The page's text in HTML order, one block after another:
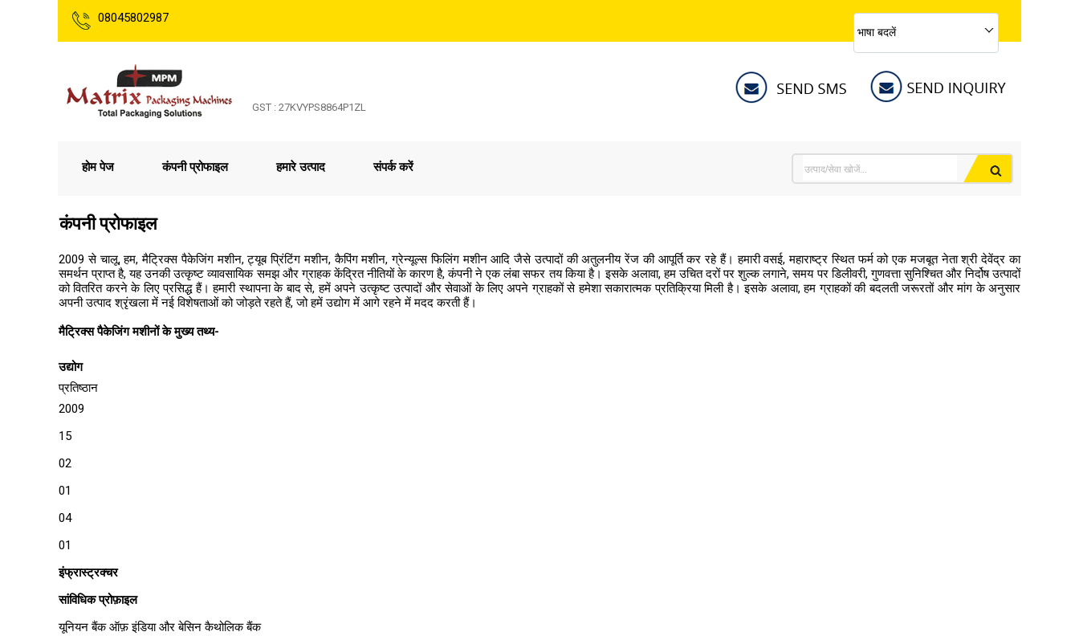
08045802987
भाषा बदलें
GST : 27KVYPS8864P1ZL
होम पेज कंपनी प्रोफाइल हमारे उत्पाद संपर्क करें
कंपनी प्रोफाइल
2009 से चालू, हम, मैट्रिक्स पैकेजिंग मशीन, ट्यूब प्रिंटिंग मशीन, कैपिंग मशीन, ग्रेन्यूल्स फिलिंग मशीन आदि जैसे उत्पादों की अतुलनीय रेंज की आपूर्ति कर रहे हैं। हमारी वसई, महाराष्ट्र स्थित फर्म को एक मजबूत नेता श्री देवेंद्र का
समर्थन प्राप्त है, यह उनकी उत्कृष्ट व्यावसायिक समझ और ग्राहक केंद्रित नीतियों के कारण है, कंपनी ने एक लंबा सफर तय किया है। इसके अलावा, हम उचित दरों पर शुल्क लगाने, समय पर डिलीवरी, गुणवत्ता सुनिश्चित और निर्दोष उत्पादों
को वितरित करने के लिए प्रसिद्ध हैं। हमारी स्थापना के बाद से, हमें अपने उत्कृष्ट उत्पादों और सेवाओं के लिए अपने ग्राहकों से हमेशा सकारात्मक प्रतिक्रिया मिली है। इसके अलावा, हम ग्राहकों की बदलती जरूरतों और मांग के अनुसार
अपनी उत्पाद श्रृंखला में नई विशेषताओं को जोड़ते रहते हैं, जो हमें उद्योग में आगे रहने में मदद करती हैं।
मैट्रिक्स पैकेजिंग मशीनों के मुख्य तथ्य-
उद्योग
प्रतिष्ठान
2009
15
02
01
04
01
इंफ्रास्ट्रक्चर
सांविधिक प्रोफ़ाइल
यूनियन बैंक ऑफ़ इंडिया और बेसिन कैथोलिक बैंक